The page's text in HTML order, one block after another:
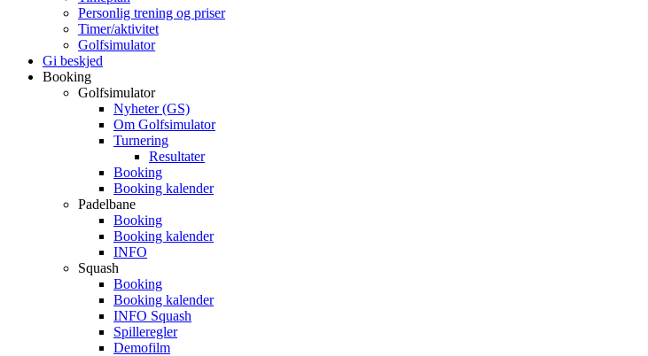
Personlig trening og priser
Timer/aktivitet
Golfsimulator
Gi beskjed
Booking
Golfsimulator
Nyheter (GS)
Om Golfsimulator
Turnering
Resultater
Booking
Booking kalender
Padelbane
Booking
Booking kalender
INFO
Squash
Booking
Booking kalender
INFO Squash
Spilleregler
Demofilm